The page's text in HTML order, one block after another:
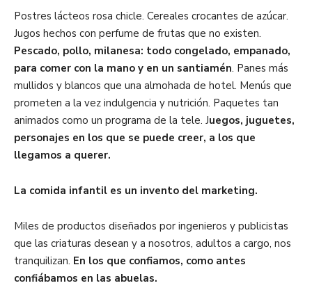
Postres lácteos rosa chicle. Cereales crocantes de azúcar.
Jugos hechos con perfume de frutas que no existen.
Pescado, pollo, milanesa: todo congelado, empanado,
para comer con la mano y en un santiamén. Panes más
mullidos y blancos que una almohada de hotel. Menús que
prometen a la vez indulgencia y nutrición. Paquetes tan
animados como un programa de la tele. Juegos, juguetes,
personajes en los que se puede creer, a los que
llegamos a querer.
La comida infantil es un invento del marketing.
Miles de productos diseñados por ingenieros y publicistas
que las criaturas desean y a nosotros, adultos a cargo, nos
tranquilizan. En los que confiamos, como antes
confiábamos en las abuelas.